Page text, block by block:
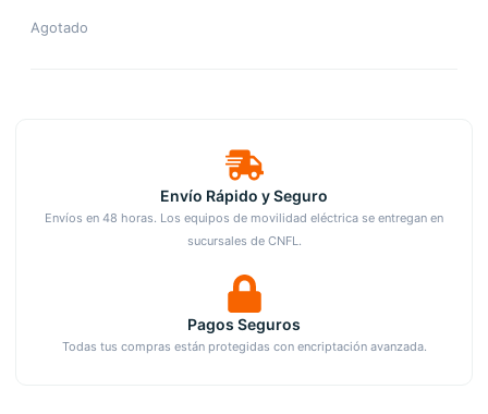
Agotado
Envío Rápido y Seguro
Envíos en 48 horas. Los equipos de movilidad eléctrica se entregan en
sucursales de CNFL.
Pagos Seguros
Todas tus compras están protegidas con encriptación avanzada.